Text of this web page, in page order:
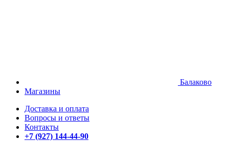
Балаково
Магазины
Доставка и оплата
Вопросы и ответы
Контакты
+7 (927) 144-44-90